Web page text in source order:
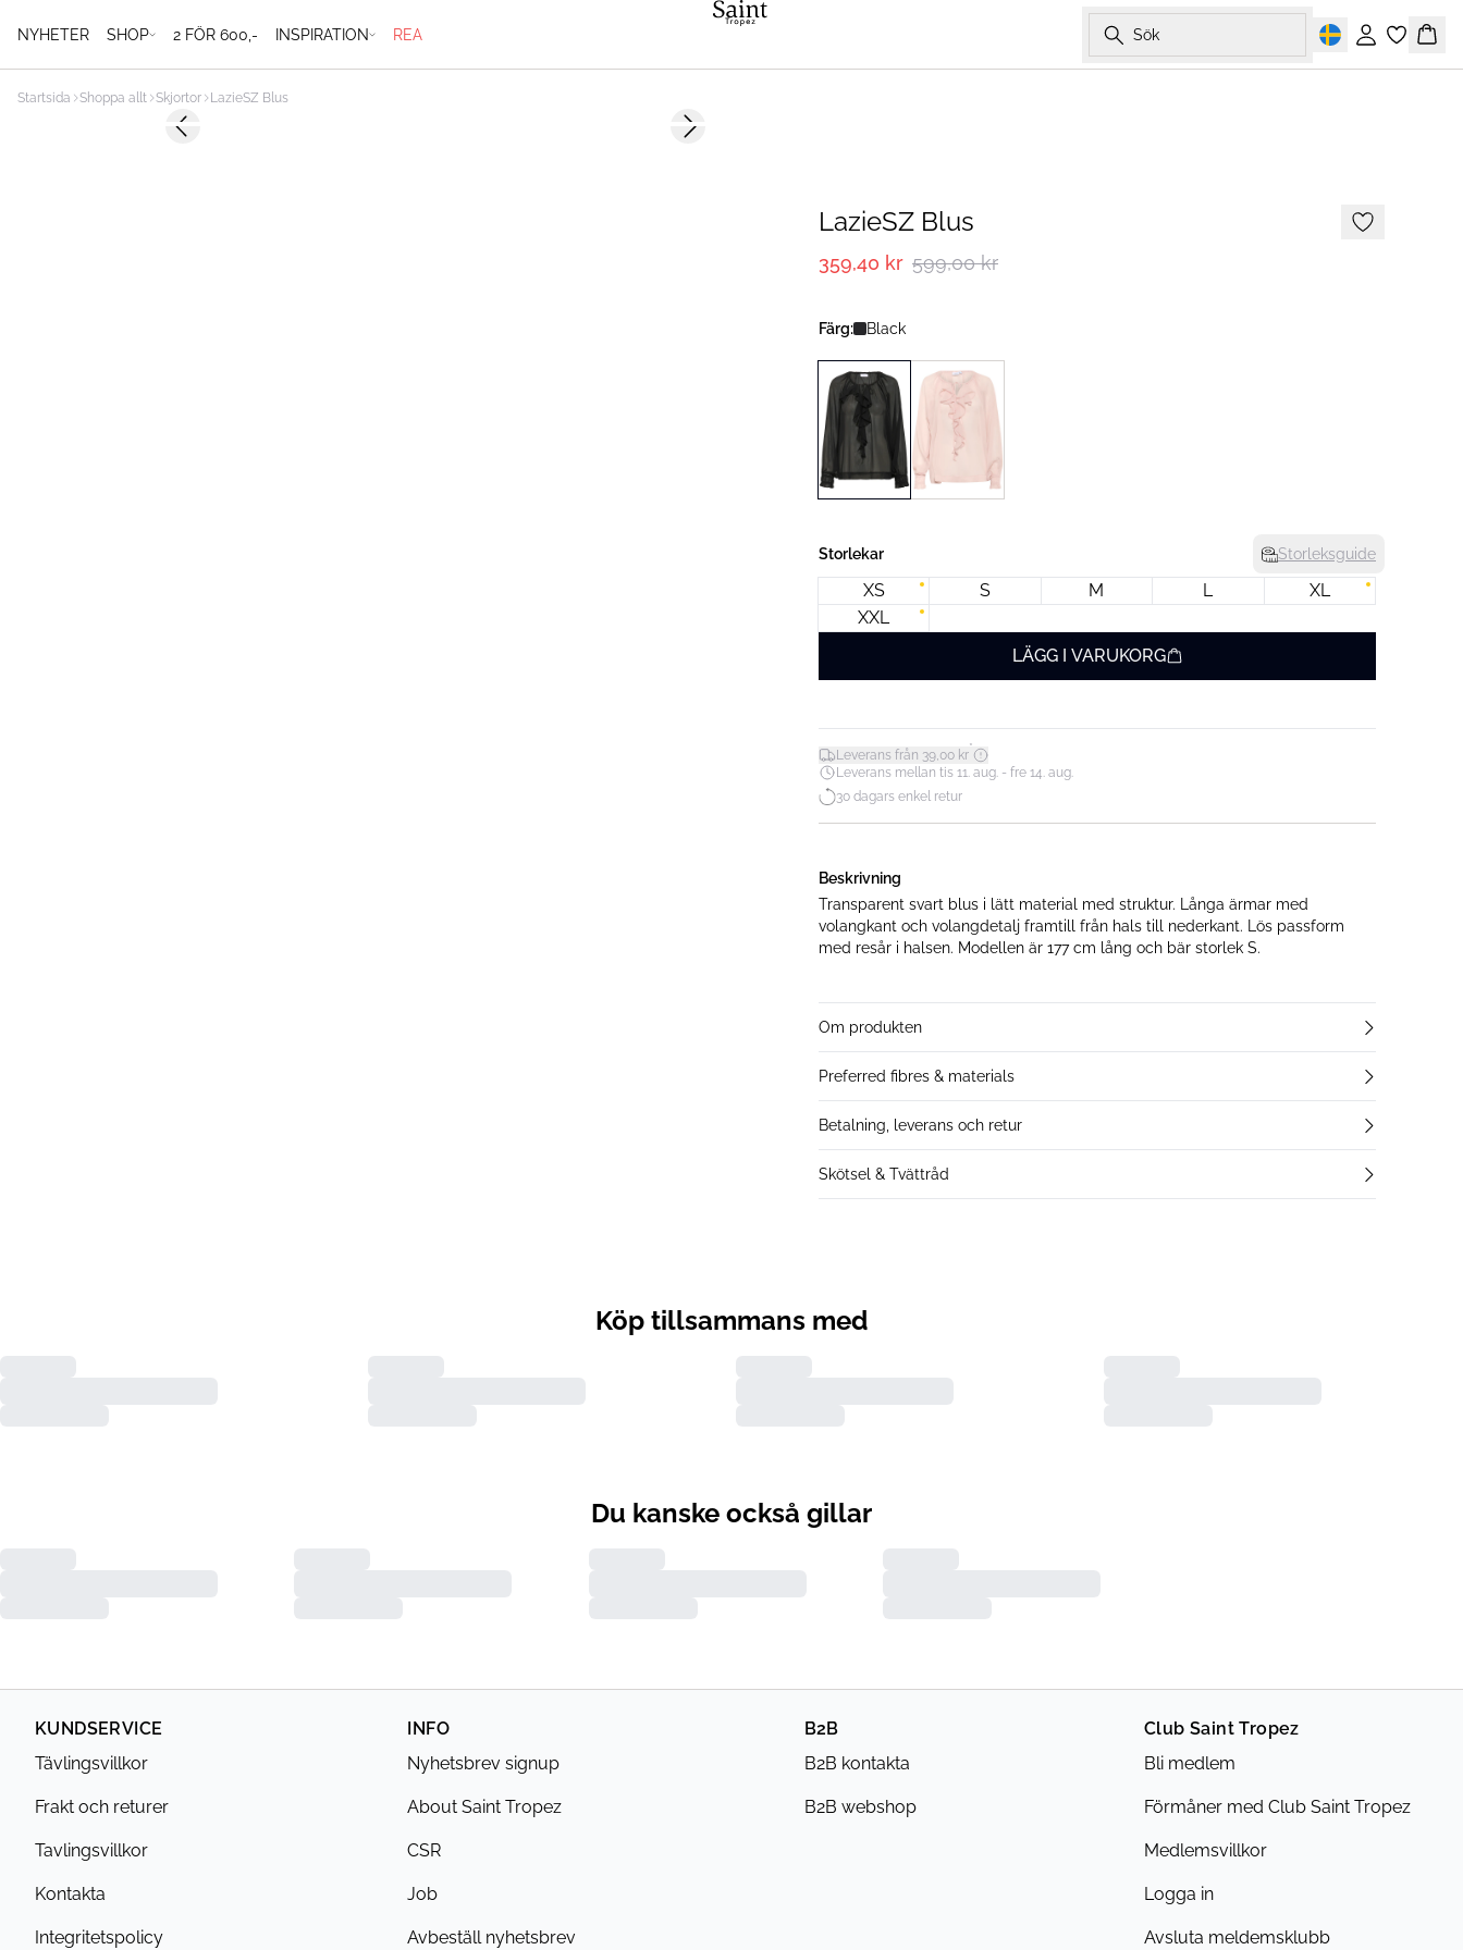
NYHETER SHOP 2 FÖR 600,- INSPIRATION REA Sök
Logga inKorg
Startsida Shoppa allt Skjortor LazieSZ Blus
-40%Previous slide Next slide
LazieSZ Blus
359,40 kr 599,00 kr
Färg: Black
Storlekar Storleksguide
XS S M L
XL
XXL
LÄGG I VARUKORG
Leverans från 39,00 kr*
Leverans mellan tis 11. aug. - fre 14. aug.
30 dagars enkel retur
Beskrivning
Transparent svart blus i lätt material med struktur. Långa ärmar med
volangkant och volangdetalj framtill från hals till nederkant. Lös passform
med resår i halsen. Modellen är 177 cm lång och bär storlek S.
Om produkten
Preferred fibres & materials
Betalning, leverans och retur
Skötsel & Tvättråd
Köp tillsammans med
Du kanske också gillar
KUNDSERVICE
Tävlingsvillkor
Frakt och returer
Tavlingsvillkor
Kontakta
Integritetspolicy
INFO
Nyhetsbrev signup
About Saint Tropez
CSR
Job
Avbeställ nyhetsbrev
B2B
B2B kontakta
B2B webshop
Club Saint Tropez
Bli medlem
Förmåner med Club Saint Tropez
Medlemsvillkor
Logga in
Avsluta meldemsklubb